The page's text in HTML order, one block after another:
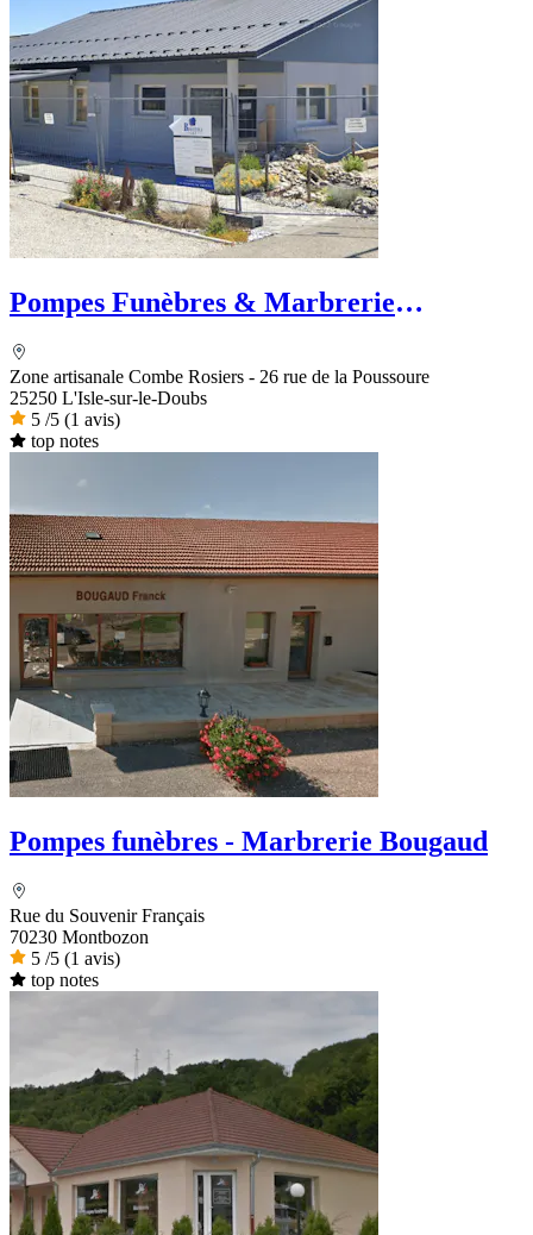
Pompes Funèbres & Marbrerie
Zone artisanale Combe Rosiers - 26 rue de la Poussoure
25250 L'Isle-sur-le-Doubs
5 /5 (1 avis)
top notes
Pompes funèbres - Marbrerie Bougaud
Rue du Souvenir Français
70230 Montbozon
5 /5 (1 avis)
top notes